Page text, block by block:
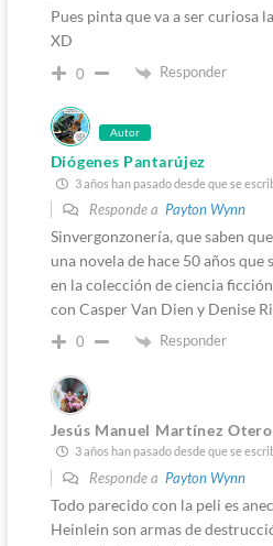
Pues pinta que va a ser curiosa
XD
0 Responder
Autor
Diógenes Pantarújez
3 años han pasado desde que se
Responde a Payton Wynn
Sinvergonzonería, que saben
una novela de hace 50 años que
en la colección de ciencia
con Casper Van Dien y Denise
0 Responder
Jesús Manuel Martínez Otero
3 años han pasado desde que se
Responde a Payton Wynn
Todo parecido con la peli es
Heinlein son armas de